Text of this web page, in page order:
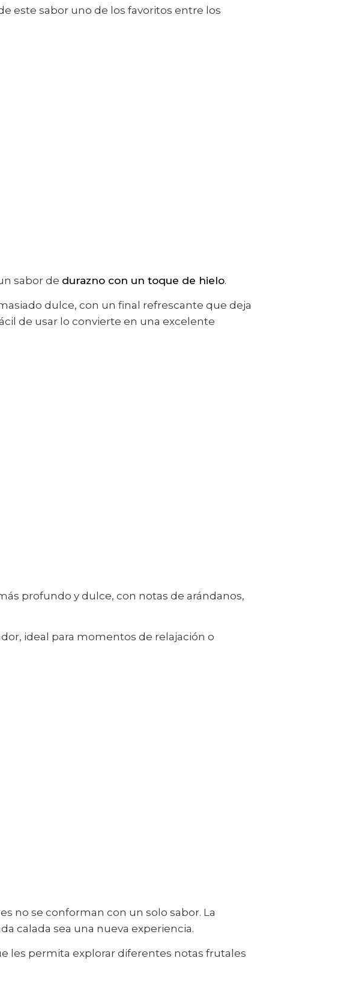
este sabor uno de los favoritos entre los
sabor de durazno con un toque de hielo.
dulce, con un final refrescante que deja
de usar lo convierte en una excelente
profundo y dulce, con notas de arándanos,
ideal para momentos de relajación o
no se conforman con un solo sabor. La
calada sea una nueva experiencia.
les permita explorar diferentes notas frutales